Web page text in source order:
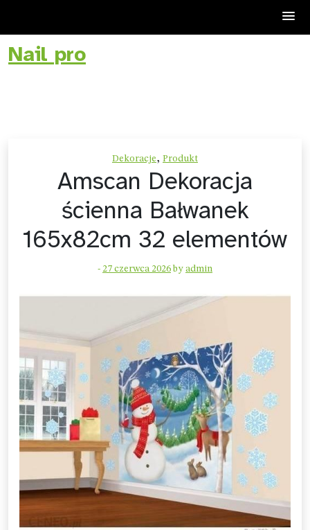
Skip
toNail pro
Dekoracje, Produkt
Amscan Dekoracja
ścienna Bałwanek
165x82cm 32 elementów
- 27 czerwca 2026 by admin